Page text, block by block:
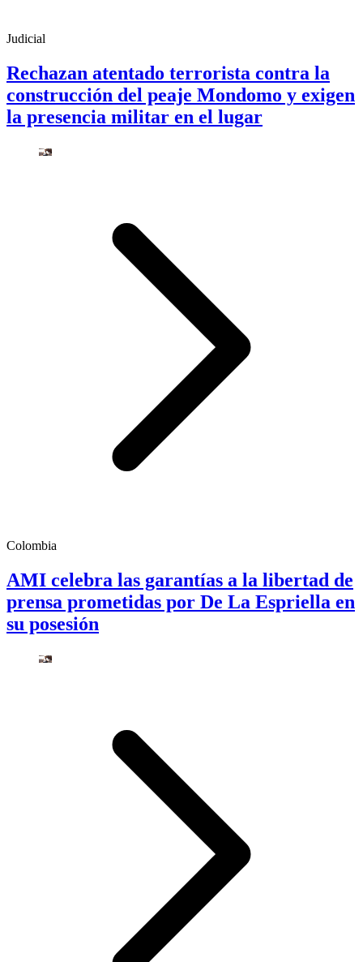
Judicial
Rechazan atentado terrorista contra la
construcción del peaje Mondomo y exigen
la presencia militar en el lugar
Colombia
AMI celebra las garantías a la libertad de
prensa prometidas por De La Espriella en
su posesión